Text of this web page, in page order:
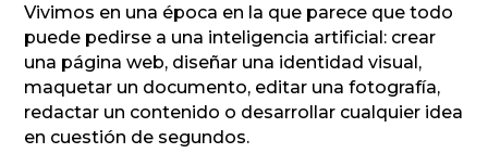
Vivimos en una época en la que parece que todo
puede pedirse a una inteligencia artificial: crear
una página web, diseñar una identidad visual,
maquetar un documento, editar una fotografía,
redactar un contenido o desarrollar cualquier idea
en cuestión de segundos.